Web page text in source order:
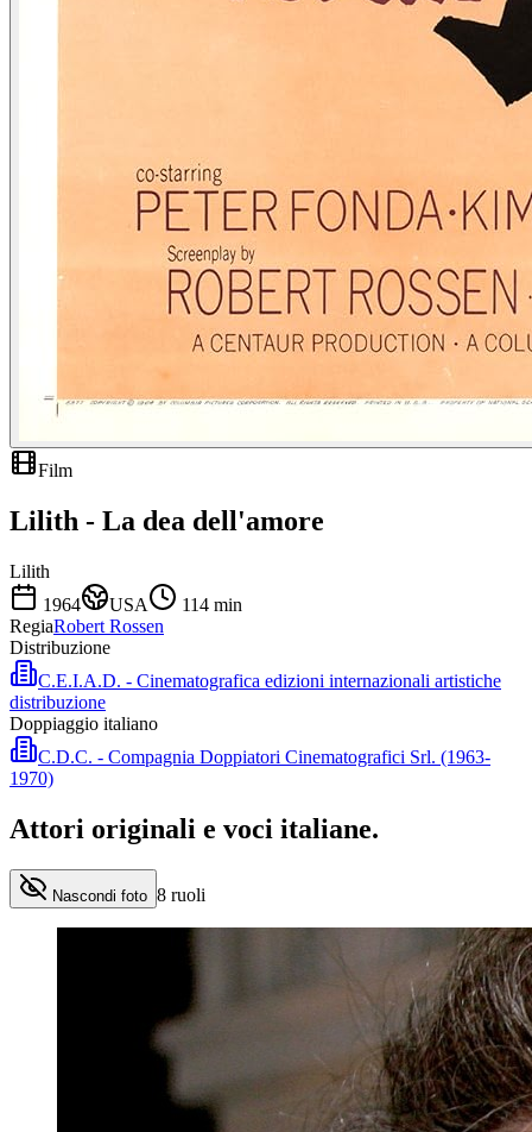
Film
Lilith - La dea dell'amore
Lilith
1964
USA 114 min
RegiaRobert Rossen
Distribuzione
C.E.I.A.D. - Cinematografica edizioni internazionali artistiche
distribuzione
Doppiaggio italiano
C.D.C. - Compagnia Doppiatori Cinematografici Srl. (1963-
1970)
Attori originali e voci italiane.
Nascondi foto 8 ruoli